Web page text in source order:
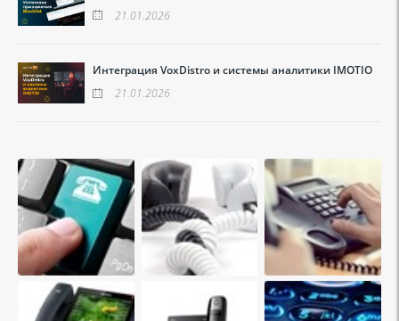
21.01.2026
Интеграция VoxDistro и системы аналитики IMOTIO
21.01.2026